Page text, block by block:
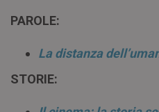
PAROLE:
La distanza
STORIE: